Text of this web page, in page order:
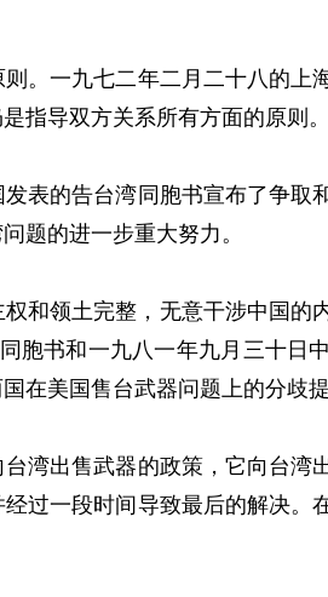
一九七二年二月二十八的上
指导双方关系所有方面的原则。
的告台湾同胞书宣布了争取
题的进一步重大努力。
领土完整，无意干涉中国的内
胞书和一九八一年九月三十日
在美国售台武器问题上的分歧
出售武器的政策，它向台湾
过一段时间导致最后的解决。